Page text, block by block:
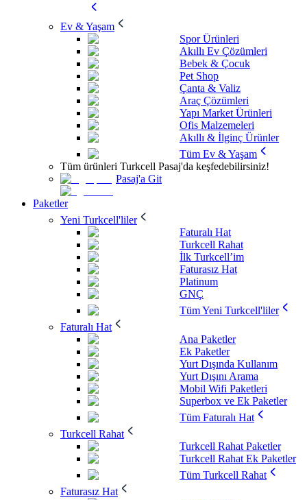
Ev & Yaşam
Spor Ürünleri
Akıllı Ev Çözümleri
Bebek & Çocuk
Pet Shop
Çanta & Valiz
Araç Çözümleri
Yapı Market Ürünleri
Ofis Malzemeleri
Akıllı & İlginç Ürünler
Tüm Ev & Yaşam
Tüm ürünleri Turkcell Pasaj'da keşfedebilirsiniz!
Pasaj'a Git
Paketler
Yeni Turkcell'liler
Faturalı Hat
Turkcell Rahat
İlk Turkcell’im
Faturasız Hat
Platinum
GNÇ
Tüm Yeni Turkcell'liler
Faturalı Hat
Ana Paketler
Ek Paketler
Yurt Dışında Kullanım
Yurt Dışını Arama
Mobil Wifi Paketleri
Superbox ve Ek Paketler
Tüm Faturalı Hat
Turkcell Rahat
Turkcell Rahat Paketler
Turkcell Rahat Ek Paketler
Tüm Turkcell Rahat
Faturasız Hat